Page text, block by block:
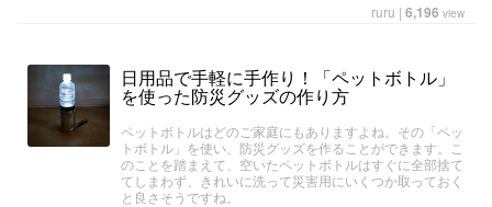
ruru | 6,196 view
日用品で手軽に手作り！「ペットボトル」
を使った防災グッズの作り方
ペットボトルはどのご家庭にもありますよね。その「ペッ
トボトル」を使い、防災グッズを作ることができます。こ
のことを踏まえて、空いたペットボトルはすぐに全部捨て
てしまわず、きれいに洗って災害用にいくつか取っておく
と良さそうですね。